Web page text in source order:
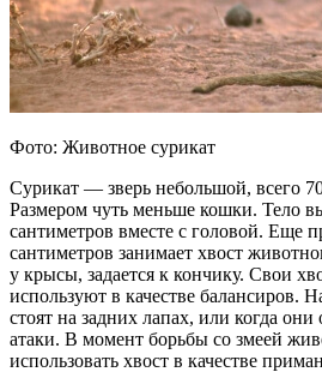
Фото: Животное сурикат
Сурикат — зверь небольшой, всего
Размером чуть меньше кошки. Тело
сантиметров вместе с головой. Еще
сантиметров занимает хвост
у крысы, задается к кончику. Свои
используют в качестве балансиров.
стоят на задних лапах, или когда
атаки. В момент борьбы со змеей
использовать хвост в качестве